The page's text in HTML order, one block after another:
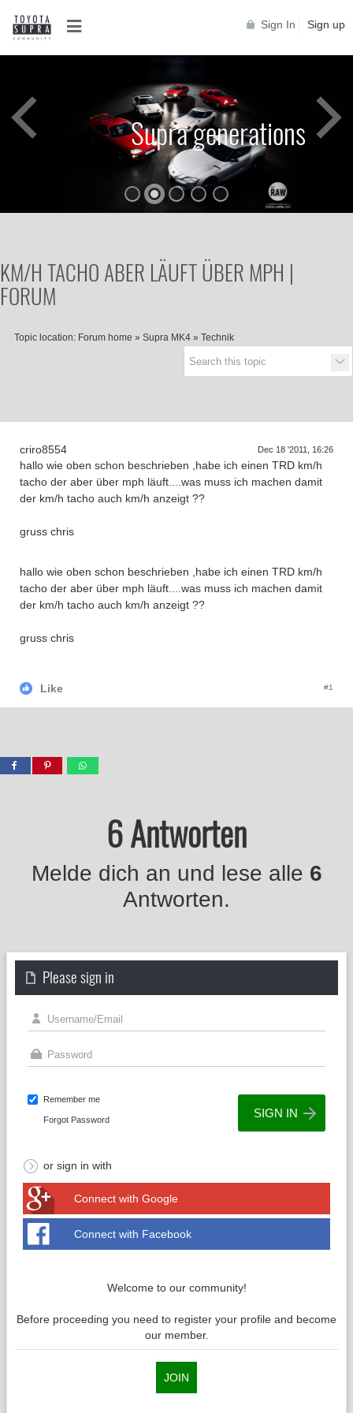
Sign In Sign up
generations
Supra generations
KM/H TACHO ABER LÄUFT ÜBER MPH |
FORUM
Topic location: Forum home » Supra MK4 » Technik
criro8554 Dec 18 '2011, 16:26
hallo wie oben schon beschrieben ,habe ich einen TRD km/h
tacho der aber über mph läuft....was muss ich machen damit
der km/h tacho auch km/h anzeigt ??
gruss chris
hallo wie oben schon beschrieben ,habe ich einen TRD km/h
tacho der aber über mph läuft....was muss ich machen damit
der km/h tacho auch km/h anzeigt ??
gruss chris
Like #1
6 Antworten
Melde dich an und lese alle 6
Antworten.
Please sign in
Remember me
Forgot Password
or sign in with
Connect with Google
Connect with Facebook
Welcome to our community!
Before proceeding you need to register your profile and become
our member.
JOIN